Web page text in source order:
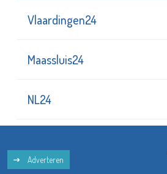
Vlaardingen24
Maassluis24
NL24
Adverteren